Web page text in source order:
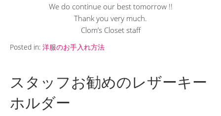
We do continue our best tomorrow !!
Thank you very much.
Clom’s Closet staff
Posted in: 洋服のお手入れ方法
スタッフお勧めのレザーキー
ホルダー